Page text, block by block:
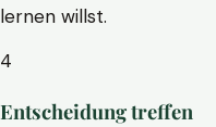
lernen willst.
4
Entscheidung treffen